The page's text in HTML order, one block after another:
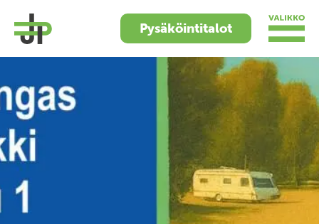
Pysäköintitalot